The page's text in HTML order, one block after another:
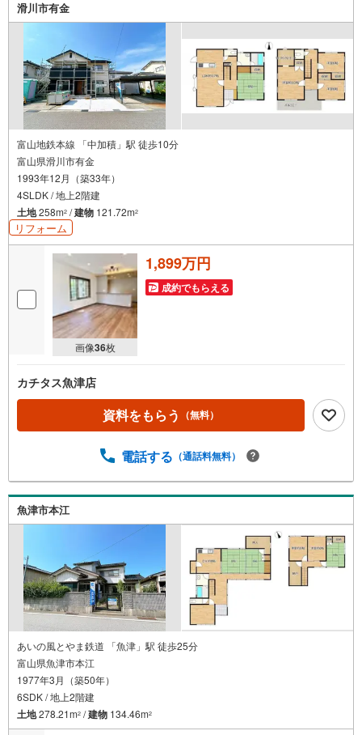
滑川市有金
富山地鉄本線 「中加積」駅 徒歩10分
富山県滑川市有金
1993年12月（築33年）
4SLDK / 地上2階建
土地258m2 /建物 121.72m2
リフォーム
画像36枚
1,899万円
成約でもらえる
カチタス魚津店
資料をもらう （無料）
電話する （通話料無料）
魚津市本江
あいの風とやま鉄道 「魚津」駅 徒歩25分
富山県魚津市本江
1977年3月（築50年）
6SDK / 地上2階建
土地278.21m2 /建物 134.46m2